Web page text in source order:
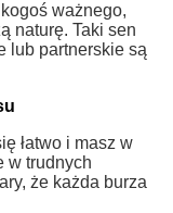
ważnego,
naturę. Taki sen
lub partnerskie są
łatwo i masz w
w trudnych
że każda burza